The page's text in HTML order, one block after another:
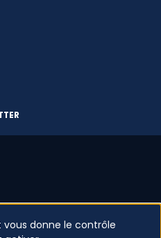
vous donne le contrôle